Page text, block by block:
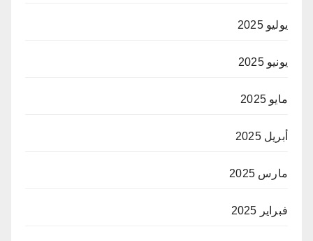
يوليو 2025
يونيو 2025
مايو 2025
أبريل 2025
مارس 2025
فبراير 2025